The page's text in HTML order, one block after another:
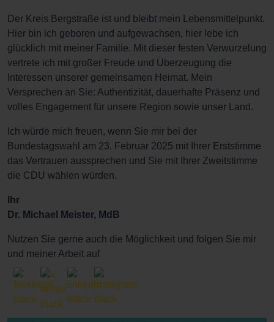
Der Kreis Bergstraße ist und bleibt mein Lebensmittelpunkt.
Hier bin ich geboren und aufgewachsen, hier lebe ich
glücklich mit meiner Familie. Mit dieser festen Verwurzelung
vertrete ich mit großer Freude und Überzeugung die
Interessen unserer gemeinsamen Heimat. Mein
Versprechen an Sie: Authentizität, dauerhafte Präsenz und
volles Engagement für unsere Region sowie unser Land.
Ich würde mich freuen, wenn Sie mir bei der
Bundestagswahl am 23. Februar 2025 mit Ihrer Erststimme
das Vertrauen aussprechen und Sie mit Ihrer Zweitstimme
die CDU wählen würden.
Ihr
Dr. Michael Meister, MdB
Nutzen Sie gerne auch die Möglichkeit und folgen Sie mir
und meiner Arbeit auf